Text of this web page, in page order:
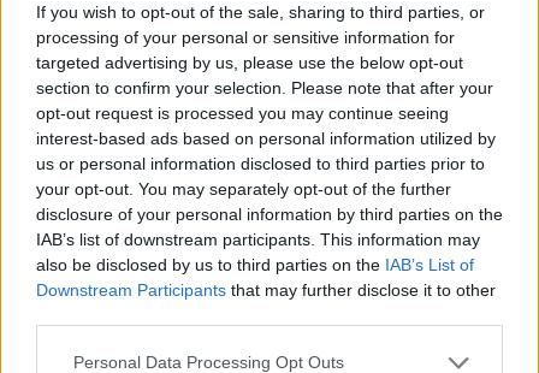
If you wish to opt-out of the sale, sharing to third parties, or
processing of your personal or sensitive information for
targeted advertising by us, please use the below opt-out
section to confirm your selection. Please note that after your
opt-out request is processed you may continue seeing
interest-based ads based on personal information utilized by
us or personal information disclosed to third parties prior to
your opt-out. You may separately opt-out of the further
disclosure of your personal information by third parties on the
IAB’s list of downstream participants. This information may
also be disclosed by us to third parties on the IAB’s List of
Downstream Participants that may further disclose it to other
Please note that this website/app uses one or more Google
Personal Data Processing Opt Outs
ΕΚΔΗΛΩΣΕΙΣ
Ένωση Ποντίων Καλαμαριάς: Δύο λύρες, μία
θάλασσα – Γεωργία Νταγάκη και Αλέξης
Παρχαρίδης θα βρεθούν «Παρά θίν’ αλός»
2/08/2026 - 11:45πμ